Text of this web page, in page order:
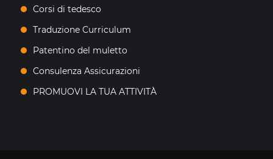
Corsi di tedesco
Traduzione Curriculum
Patentino del muletto
Consulenza Assicurazioni
PROMUOVI LA TUA ATTIVITÀ